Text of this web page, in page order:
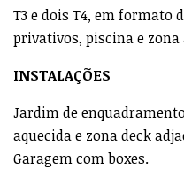
Cada apartamento
climatização com
de bomba de calor. Na
T3 e dois T4, em formato
privativos, piscina e zona
INSTALAÇÕES